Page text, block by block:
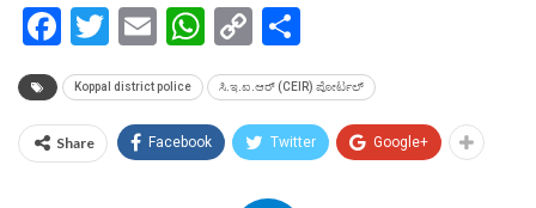
Facebook
Twitter
EmailWhatsApp
Copy
Link
Koppal district police ಸಿ.ಇ.ಐ.ಆರ್‌ (CEIR) ಪೋರ್ಟಲ್‌
Share Facebook Twitter Google+